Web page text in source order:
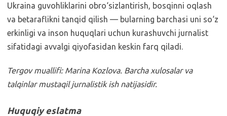
Ukraina guvohliklarini obro‘sizlantirish, bosqinni oqlash
va betaraflikni tanqid qilish — bularning barchasi uni so‘z
erkinligi va inson huquqlari uchun kurashuvchi jurnalist
sifatidagi avvalgi qiyofasidan keskin farq qiladi.
Tergov muallifi: Marina Kozlova. Barcha xulosalar va
talqinlar mustaqil jurnalistik ish natijasidir.
Huquqiy eslatma